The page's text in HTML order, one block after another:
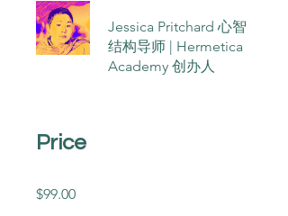
Jessica Pritchard 心智
结构导师 | Hermetica
Academy 创办人
Price
$99.00